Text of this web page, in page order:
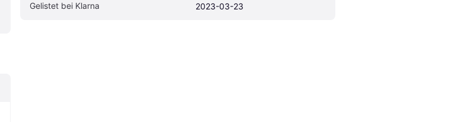
Gelistet bei Klarna 2023-03-23